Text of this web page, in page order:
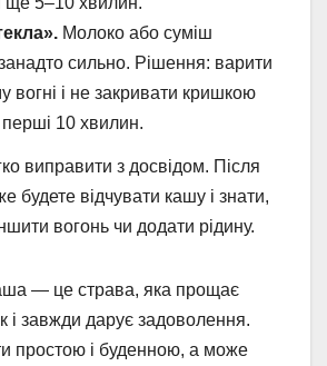
Молоко або суміш
сильно. Рішення: варити
вогні і не закривати кришкою
перші 10 хвилин.
виправити з досвідом. Після
будете відчувати кашу і знати,
вогонь чи додати рідину.
— це страва, яка прощає
і завжди дарує задоволення.
простою і буденною, а може